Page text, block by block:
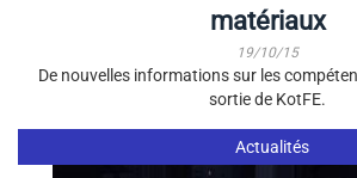
matériaux
19/10/15
De nouvelles informations sur les
sortie de KotFE.
Actualités